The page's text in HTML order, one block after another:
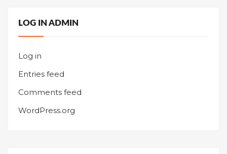
LOG IN ADMIN
Log in
Entries feed
Comments feed
WordPress.org